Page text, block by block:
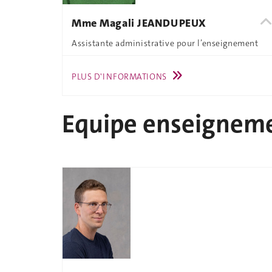
Mme Magali JEANDUPEUX
Assistante administrative pour l’enseignement
PLUS D'INFORMATIONS
Equipe